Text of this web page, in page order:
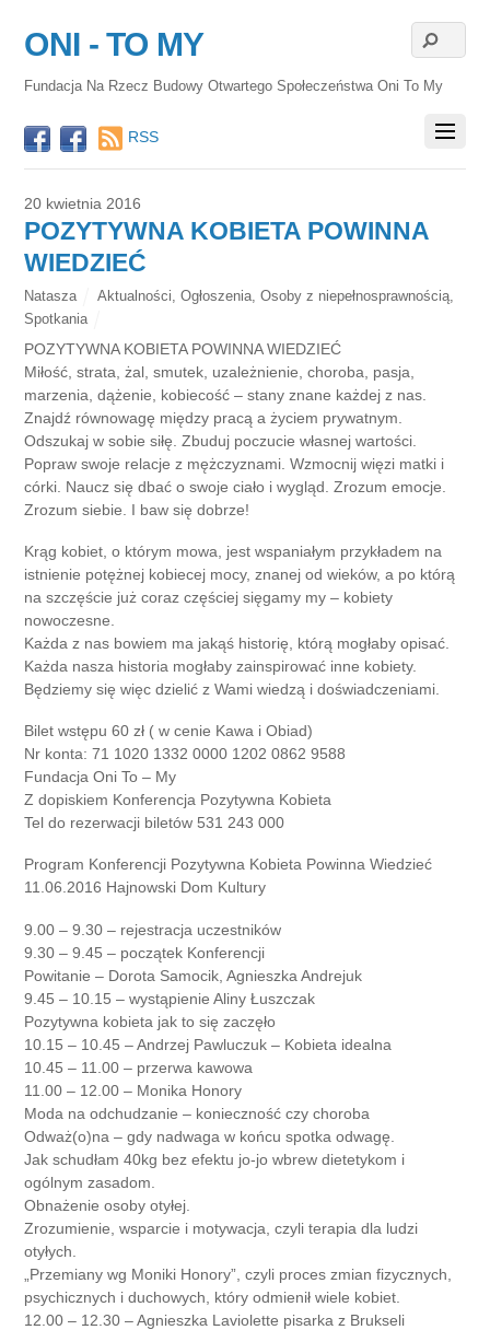
ONI - TO MY
Fundacja Na Rzecz Budowy Otwartego Społeczeństwa Oni To My
RSS
20 kwietnia 2016
POZYTYWNA KOBIETA POWINNA
WIEDZIEĆ
Natasza Aktualności Ogłoszenia Osoby z niepełnosprawnością
Spotkania
POZYTYWNA KOBIETA POWINNA WIEDZIEĆ
Miłość, strata, żal, smutek, uzależnienie, choroba, pasja,
marzenia, dążenie, kobiecość – stany znane każdej z nas.
Znajdź równowagę między pracą a życiem prywatnym.
Odszukaj w sobie siłę. Zbuduj poczucie własnej wartości.
Popraw swoje relacje z mężczyznami. Wzmocnij więzi matki i
córki. Naucz się dbać o swoje ciało i wygląd. Zrozum emocje.
Zrozum siebie. I baw się dobrze!
Krąg kobiet, o którym mowa, jest wspaniałym przykładem na
istnienie potężnej kobiecej mocy, znanej od wieków, a po którą
na szczęście już coraz częściej sięgamy my – kobiety
nowoczesne.
Każda z nas bowiem ma jakąś historię, którą mogłaby opisać.
Każda nasza historia mogłaby zainspirować inne kobiety.
Będziemy się więc dzielić z Wami wiedzą i doświadczeniami.
Bilet wstępu 60 zł ( w cenie Kawa i Obiad)
Nr konta: 71 1020 1332 0000 1202 0862 9588
Fundacja Oni To – My
Z dopiskiem Konferencja Pozytywna Kobieta
Tel do rezerwacji biletów 531 243 000
Program Konferencji Pozytywna Kobieta Powinna Wiedzieć
11.06.2016 Hajnowski Dom Kultury
9.00 – 9.30 – rejestracja uczestników
9.30 – 9.45 – początek Konferencji
Powitanie – Dorota Samocik, Agnieszka Andrejuk
9.45 – 10.15 – wystąpienie Aliny Łuszczak
Pozytywna kobieta jak to się zaczęło
10.15 – 10.45 – Andrzej Pawluczuk – Kobieta idealna
10.45 – 11.00 – przerwa kawowa
11.00 – 12.00 – Monika Honory
Moda na odchudzanie – konieczność czy choroba
Odważ(o)na – gdy nadwaga w końcu spotka odwagę.
Jak schudłam 40kg bez efektu jo-jo wbrew dietetykom i
ogólnym zasadom.
Obnażenie osoby otyłej.
Zrozumienie, wsparcie i motywacja, czyli terapia dla ludzi
otyłych.
„Przemiany wg Moniki Honory”, czyli proces zmian fizycznych,
psychicznych i duchowych, który odmienił wiele kobiet.
12.00 – 12.30 – Agnieszka Laviolette pisarka z Brukseli